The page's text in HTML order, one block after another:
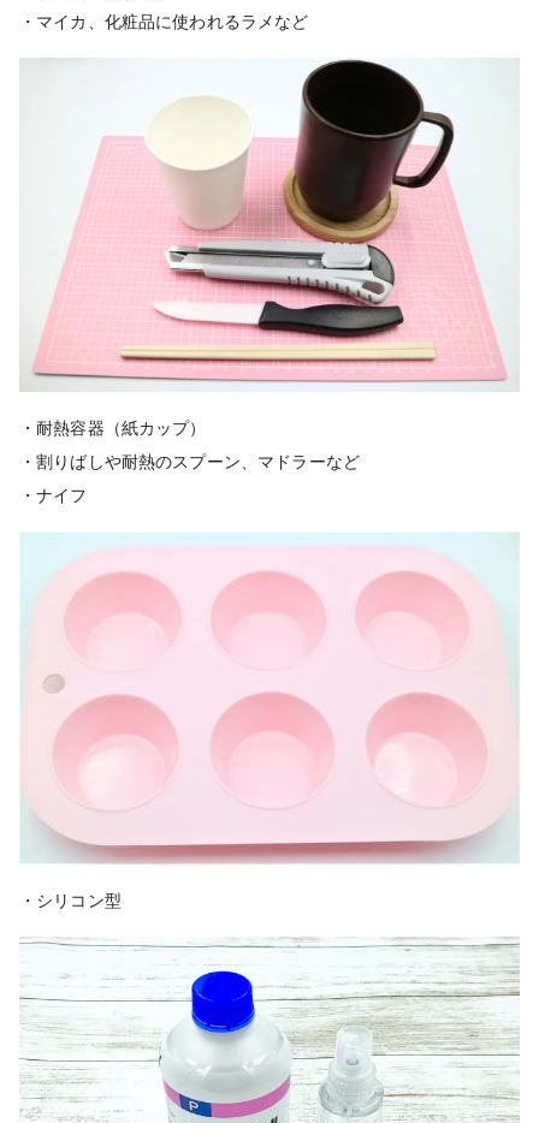
・マイカ、化粧品に使われるラメなど
・耐熱容器（紙カップ）
・割りばしや耐熱のスプーン、マドラーなど
・ナイフ
・シリコン型